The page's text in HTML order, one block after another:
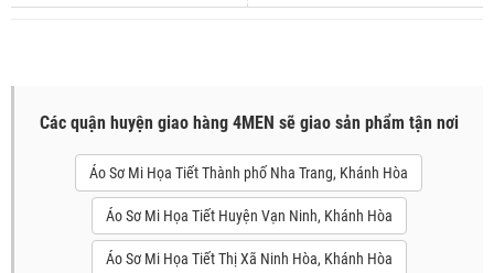
Các quận huyện giao hàng 4MEN sẽ giao sản phẩm tận nơi
Áo Sơ Mi Họa Tiết Thành phố Nha Trang, Khánh Hòa
Áo Sơ Mi Họa Tiết Huyện Vạn Ninh, Khánh Hòa
Áo Sơ Mi Họa Tiết Thị Xã Ninh Hòa, Khánh Hòa